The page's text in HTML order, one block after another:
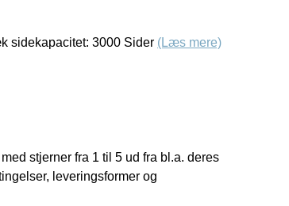
sidekapacitet: 3000 Sider (Læs mere)
stjerner fra 1 til 5 ud fra bl.a. deres
leveringsformer og